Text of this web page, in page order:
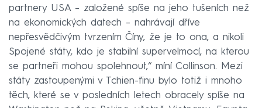
partnery USA – založené spíše na jeho tušeních než
na ekonomických datech – nahrávají dříve
nepřesvědčivým tvrzením Číny, že je to ona, a nikoli
Spojené státy, kdo je stabilní supervelmocí, na kterou
se partneři mohou spolehnout,“ míní Collinson. Mezi
státy zastoupenými v Tchien-ťinu bylo totiž i mnoho
těch, které se v posledních letech obracely spíše na